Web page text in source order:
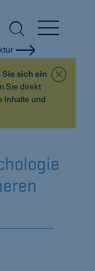
Sie sich ein
Sie direkt
Inhalte und